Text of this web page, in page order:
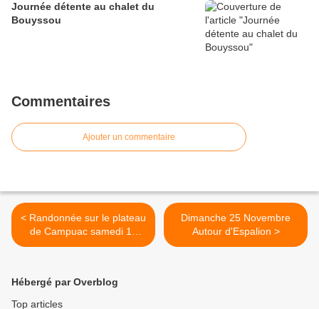
Journée détente au chalet du
Bouyssou
Commentaires
Ajouter un commentaire
< Randonnée sur le plateau
de Campuac samedi 17
Novembre
Dimanche 25 Novembre
Autour d'Espalion >
Hébergé par Overblog
Top articles